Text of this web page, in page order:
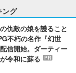
ング
仇敵の娘を護ること
不朽の名作『幻世
信開始。ダーティー
令和に蘇る
PR